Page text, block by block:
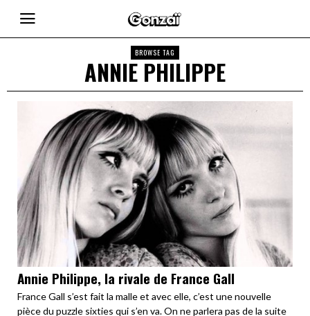
BROWSE TAG
ANNIE PHILIPPE
Annie Philippe, la rivale de France Gall
France Gall s’est fait la malle et avec elle, c’est une nouvelle
pièce du puzzle sixties qui s’en va. On ne parlera pas de la suite